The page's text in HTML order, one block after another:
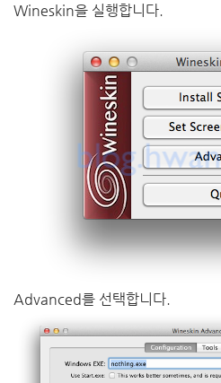
Wineskin을 실행합니다.
Advanced를 선택합니다.